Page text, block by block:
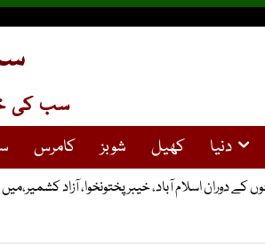
سب کی
دنیا کھیل شوبز کامرس